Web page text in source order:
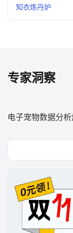
商机推荐
知衣炼丹炉
专家洞察
电子宠物数据分析